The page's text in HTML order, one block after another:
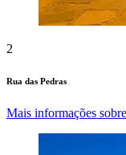
2
Rua das Pedras
Mais informações